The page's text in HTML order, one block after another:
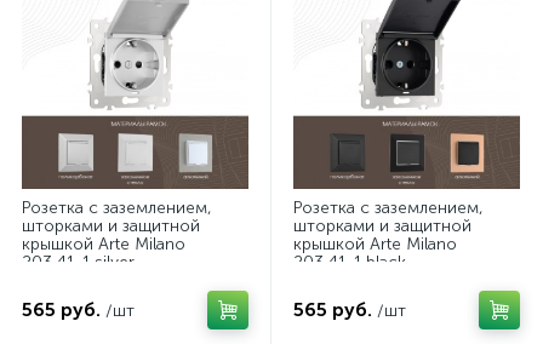
Розетка с заземлением,
шторками и защитной
крышкой Arte Milano
203.41-1.silver
565 руб. /шт
Розетка с заземлением,
шторками и защитной
крышкой Arte Milano
203.41-1.black
565 руб. /шт